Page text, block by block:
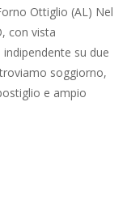
Ottiglio (AL) Nel
con vista
su due
soggiorno,
e ampio